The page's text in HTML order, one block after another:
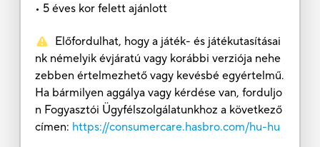
• 5 éves kor felett ajánlott
Előfordulhat, hogy a játék- és játékutasításai
nk némelyik évjáratú vagy korábbi verziója nehe
zebben értelmezhető vagy kevésbé egyértelmű.
Ha bármilyen aggálya vagy kérdése van, forduljo
n Fogyasztói Ügyfélszolgálatunkhoz a következő
címen: https://consumercare.hasbro.com/hu-hu